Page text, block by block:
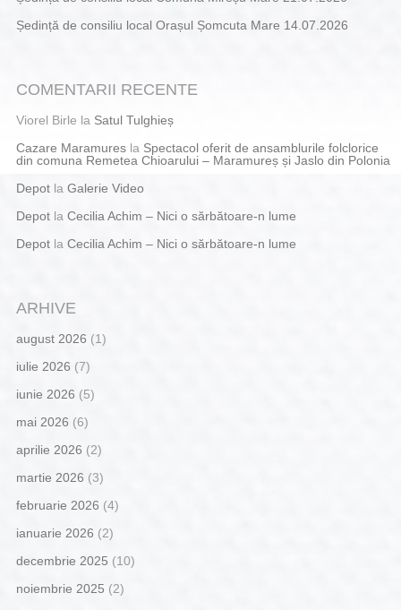
Ședință de consiliu local Orașul Șomcuta Mare 14.07.2026
COMENTARII RECENTE
Viorel Birle la Satul Tulghieș
Cazare Maramuresla Spectacol oferit de ansamblurile folclorice
din comuna Remetea Chioarului – Maramureș și Jaslo din Polonia
Depotla Galerie Video
Depotla Cecilia Achim – Nici o sărbătoare-n lume
Depotla Cecilia Achim – Nici o sărbătoare-n lume
ARHIVE
august 2026 (1)
iulie 2026 (7)
iunie 2026 (5)
mai 2026 (6)
aprilie 2026 (2)
martie 2026 (3)
februarie 2026 (4)
ianuarie 2026 (2)
decembrie 2025 (10)
noiembrie 2025 (2)